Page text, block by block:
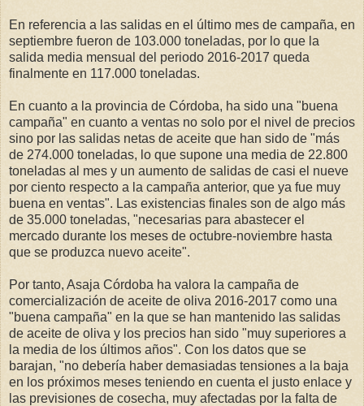
En referencia a las salidas en el último mes de campaña, en
septiembre fueron de 103.000 toneladas, por lo que la
salida media mensual del periodo 2016-2017 queda
finalmente en 117.000 toneladas.
En cuanto a la provincia de Córdoba, ha sido una "buena
campaña" en cuanto a ventas no solo por el nivel de precios
sino por las salidas netas de aceite que han sido de "más
de 274.000 toneladas, lo que supone una media de 22.800
toneladas al mes y un aumento de salidas de casi el nueve
por ciento respecto a la campaña anterior, que ya fue muy
buena en ventas". Las existencias finales son de algo más
de 35.000 toneladas, "necesarias para abastecer el
mercado durante los meses de octubre-noviembre hasta
que se produzca nuevo aceite".
Por tanto, Asaja Córdoba ha valora la campaña de
comercialización de aceite de oliva 2016-2017 como una
"buena campaña" en la que se han mantenido las salidas
de aceite de oliva y los precios han sido "muy superiores a
la media de los últimos años". Con los datos que se
barajan, "no debería haber demasiadas tensiones a la baja
en los próximos meses teniendo en cuenta el justo enlace y
las previsiones de cosecha, muy afectadas por la falta de